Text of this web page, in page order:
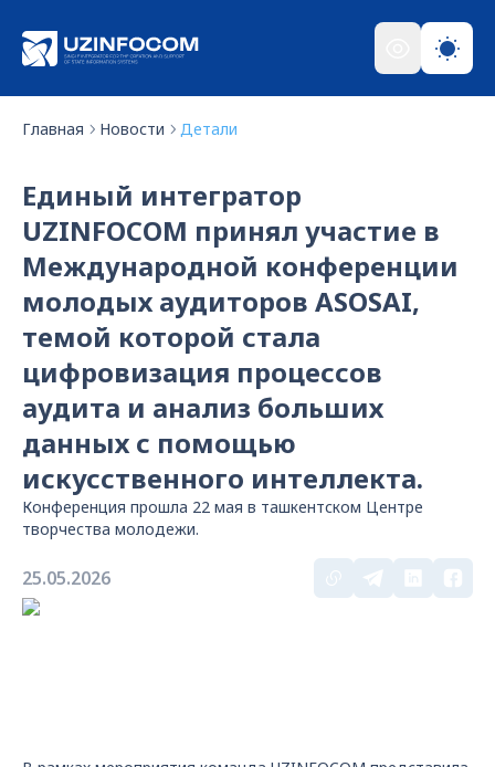
Главная Новости Детали
Единый интегратор
UZINFOCOM принял участие в
Международной конференции
молодых аудиторов ASOSAI,
темой которой стала
цифровизация процессов
аудита и анализ больших
данных с помощью
искусственного интеллекта.
Конференция прошла 22 мая в ташкентском Центре
творчества молодежи.
25.05.2026